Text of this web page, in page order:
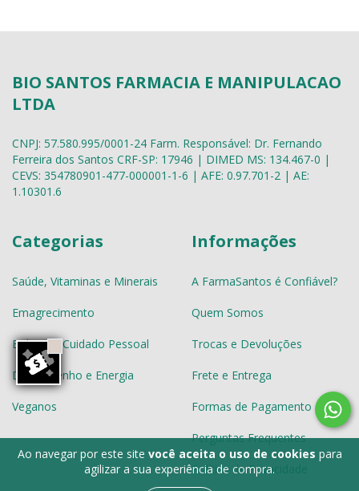
Ao navegar por este site você aceita o uso de cookies para
agilizar a sua experiência de compra.
BIO SANTOS FARMACIA E MANIPULACAO
LTDA
CNPJ: 57.580.995/0001-24 Farm. Responsável: Dr. Fernando
Ferreira dos Santos CRF-SP: 17946 | DIMED MS: 134.467-0 |
CEVS: 354780901-477-000001-1-6 | AFE: 0.97.701-2 | AE:
1.10301.6
Categorias
Saúde, Vitaminas e Minerais
Emagrecimento
Beleza & Cuidado Pessoal
Desempenho e Energia
Veganos
Informações
A FarmaSantos é Confiável?
Quem Somos
Trocas e Devoluções
Frete e Entrega
Formas de Pagamento
Perguntas Frequentes
Política de Privacidade